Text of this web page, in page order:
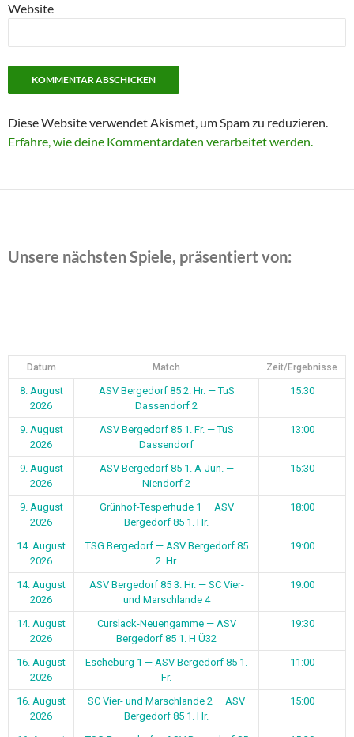
Website
Diese Website verwendet Akismet, um Spam zu reduzieren.
Erfahre, wie deine Kommentardaten verarbeitet werden.
Unsere nächsten Spiele, präsentiert von:
Datum Match Zeit/Ergebnisse
8. August
2026
ASV Bergedorf 85 2. Hr. — TuS
Dassendorf 2
15:30
9. August
2026
ASV Bergedorf 85 1. Fr. — TuS
Dassendorf
13:00
9. August
2026
ASV Bergedorf 85 1. A-Jun. —
Niendorf 2
15:30
9. August
2026
Grünhof-Tesperhude 1 — ASV
Bergedorf 85 1. Hr.
18:00
14. August
2026
TSG Bergedorf — ASV Bergedorf 85
2. Hr.
19:00
14. August
2026
ASV Bergedorf 85 3. Hr. — SC Vier-
und Marschlande 4
19:00
14. August
2026
Curslack-Neuengamme — ASV
Bergedorf 85 1. H Ü32
19:30
16. August
2026
Escheburg 1 — ASV Bergedorf 85 1.
Fr.
11:00
16. August
2026
SC Vier- und Marschlande 2 — ASV
Bergedorf 85 1. Hr.
15:00